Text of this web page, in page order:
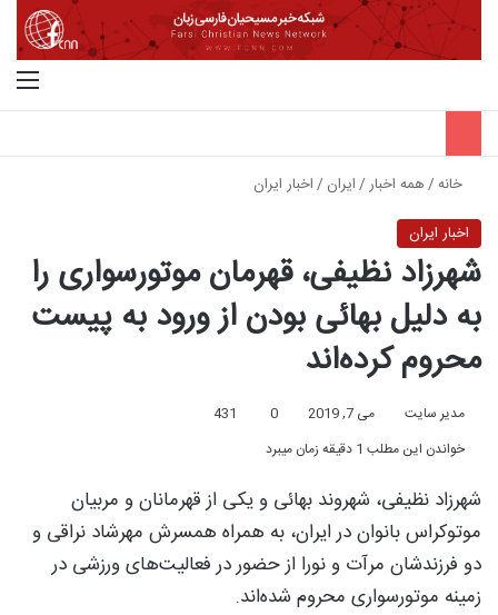
خانه/همه اخبار/ایران /اخبار ایران
اخبار ایران
شهرزاد نظیفی، قهرمان موتورسواری را
به دلیل بهائی بودن از ورود به پیست
محروم کرده‌اند
مدیر سایت می 7, 2019 0
431
خواندن این مطلب 1 دقیقه زمان میبرد
شهرزاد نظیفی، شهروند بهائی و یکی از قهرمانان و مربیان
موتوکراس بانوان در ایران، به همراه همسرش مهرشاد نراقی و
دو فرزندشان مرآت و نورا از حضور در فعالیت‌های ورزشی در
زمینه موتورسواری محروم شده‌اند.